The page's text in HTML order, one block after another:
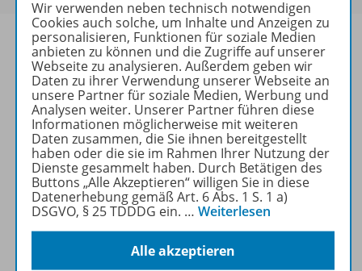
Informationen
Beschreibung
Weitere Inhalte der Ausgabe
Wir verwenden neben technisch notwendigen
Cookies auch solche, um Inhalte und Anzeigen zu
personalisieren, Funktionen für soziale Medien
anbieten zu können und die Zugriffe auf unserer
Webseite zu analysieren. Außerdem geben wir
Daten zu ihrer Verwendung unserer Webseite an
unsere Partner für soziale Medien, Werbung und
Analysen weiter. Unserer Partner führen diese
Informationen möglicherweise mit weiteren
Daten zusammen, die Sie ihnen bereitgestellt
haben oder die sie im Rahmen Ihrer Nutzung der
Dienste gesammelt haben. Durch Betätigen des
Buttons „Alle Akzeptieren“ willigen Sie in diese
Datenerhebung gemäß Art. 6 Abs. 1 S. 1 a)
DSGVO, § 25 TDDDG ein. … Weiterlesen
Alle akzeptieren